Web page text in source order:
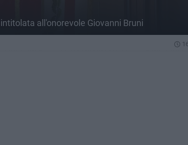
all'onorevole Giovanni Bruni